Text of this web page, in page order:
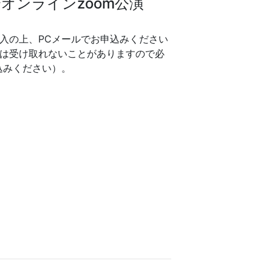
ンラインzoom公演
の上、PCメールでお申込みください
受け取れないことがありますので必
ください）。